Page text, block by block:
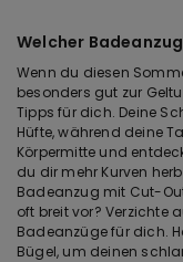
Welcher
Wenn du diesen
besonders gut zur
Tipps für dich. Deine
Hüfte, während deine
Körpermitte und
du dir mehr Kurven
Badeanzug mit Cut-
oft breit vor? Verzichte
Badeanzüge für dich.
Bügel, um deinen